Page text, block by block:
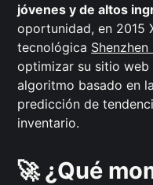
jóvenes y de altos
oportunidad, en 2015
tecnológica Shenzhen
optimizar su sitio
algoritmo basado en
predicción de
inventario.
🚀 ¿Qué